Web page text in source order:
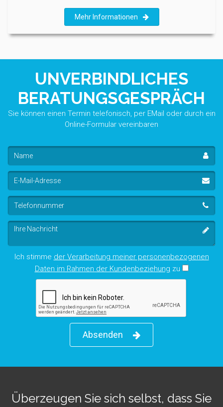
Mehr Informationen
UNVERBINDLICHES
BERATUNGSGESPRÄCH
Sie können einen Termin telefonisch, per EMail oder durch ein
Online-Formular vereinbaren
Adresse
Ich stimme der Verarbeitung meiner personenbezogenen
Daten im Rahmen der Kundenbeziehung zu
Absenden
Überzeugen Sie sich selbst, dass Sie